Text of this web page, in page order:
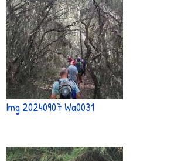
Img 20240907 Wa0031